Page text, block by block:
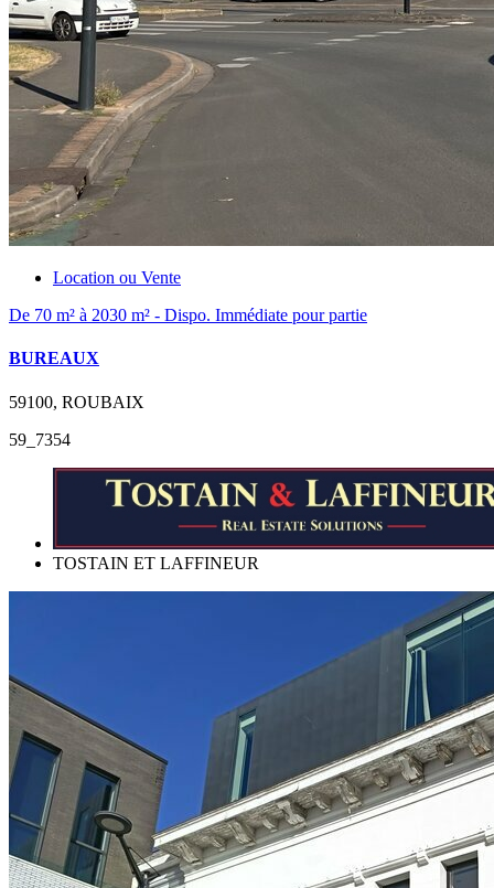
Location ou Vente
De 70 m² à 2030 m² - Dispo. Immédiate pour partie
BUREAUX
59100, ROUBAIX
59_7354
TOSTAIN ET LAFFINEUR